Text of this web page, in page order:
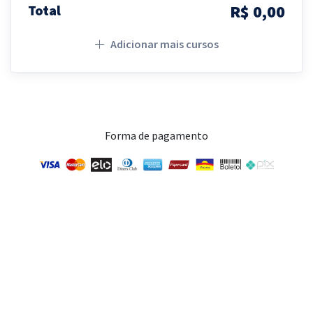
Total R$ 0,00
Adicionar mais cursos
Forma de pagamento